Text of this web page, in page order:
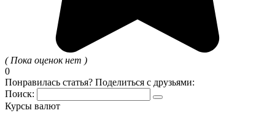
( Пока оценок нет )
0
Понравилась статья? Поделиться с друзьями:
Поиск:
Курсы валют